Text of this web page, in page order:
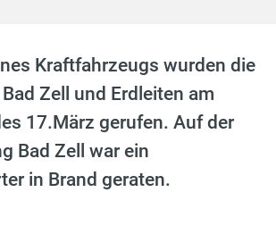
Kraftfahrzeugs wurden die
Zell und Erdleiten am
17.März gerufen. Auf der
Bad Zell war ein
in Brand geraten.